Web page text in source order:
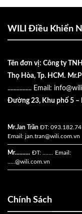
WILI Điều Khiển
Tên đơn vị: Công ty
Thọ Hòa, Tp. HCM.
................ Email:
Đường 23, Khu phố 5 –
Mr.Jan Trần ĐT:
Email: jan.tran@wili.com.vn
Mr.......... ĐT: ....... Email:
.....@wili.com.vn
Chính Sách